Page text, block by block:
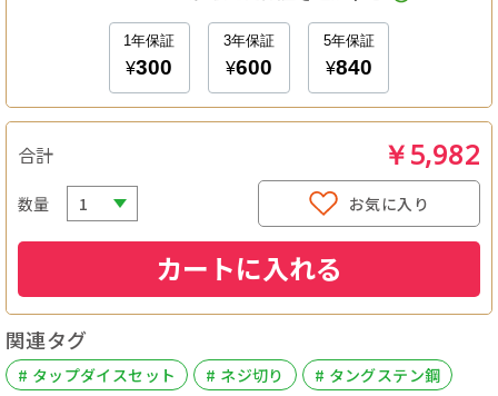
合計 ￥5,982
数量 お気に入り
カートに入れる
関連タグ
# タップダイスセット # ネジ切り
# タングステン鋼